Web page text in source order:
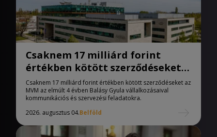
Csaknem 17 milliárd forint
értékben kötött szerződéseket
az MVM, Balásy Gyula cégeivel
Csaknem 17 milliárd forint értékben kötött szerződéseket az
MVM az elmúlt 4 évben Balásy Gyula vállalkozásaival
kommunikációs és szervezési feladatokra.
2026. augusztus 04.Belföld